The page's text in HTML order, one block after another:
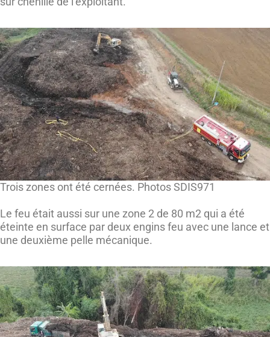
Trois zones ont été cernées. Photos SDIS971
Le feu était aussi sur une zone 2 de 80 m2 qui a été
éteinte en surface par deux engins feu avec une lance et
une deuxième pelle mécanique.